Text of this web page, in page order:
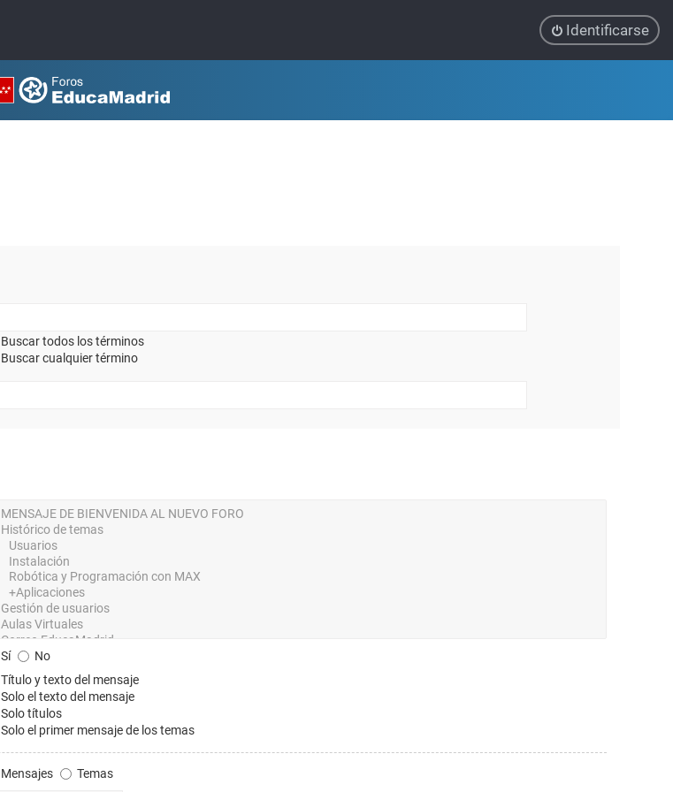
Identificarse
Buscar todos los términos
Buscar cualquier término
Sí
No
Título y texto del mensaje
Solo el texto del mensaje
Solo títulos
Solo el primer mensaje de los temas
Mensajes
Temas